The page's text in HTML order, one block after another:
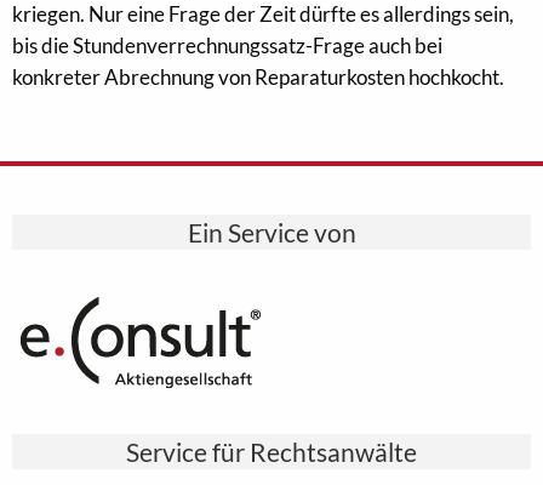
kriegen. Nur eine Frage der Zeit dürfte es allerdings sein,
bis die Stundenverrechnungssatz-Frage auch bei
konkreter Abrechnung von Reparaturkosten hochkocht.
Ein Service von
Service für Rechtsanwälte